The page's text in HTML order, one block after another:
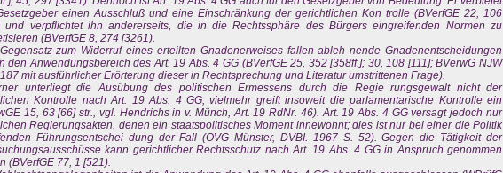
einen Ausschluß und eine Einschränkung der gerichtlichen Kon trolle (BVerfGE 22, 106
und verpflichtet ihn andererseits, die in die Rechtssphäre des Bürgers eingreifenden Normen zu
(BVerfGE 8, 274 [3261).
zum Widerruf eines erteilten Gnadenerweises fallen ableh nende Gnadenentscheidungen
den Anwendungsbereich des Art. 19 Abs. 4 GG (BVerfGE 25, 352 [358ff.]; 30, 108 [111]; BVerwG NJW
mit ausführlicher Erörterung dieser in Rechtsprechung und Literatur umstrittenen Frage).
unterliegt die Ausübung des politischen Ermessens durch die Regie rungsgewalt nicht der
Kontrolle nach Art. 19 Abs. 4 GG, vielmehr greift insoweit die parlamentarische Kontrolle ein
15, 63 [66] str., vgl. Hendrichs in v. Münch, Art. 19 RdNr. 46). Art. 19 Abs. 4 GG versagt jedoch nur
Regierungsakten, denen ein staatspolitisches Moment innewohnt; dies ist nur bei einer die Politik
Führungsentschei dung der Fall (OVG Münster, DVBI. 1967 S. 52). Gegen die Tätigkeit der
kann gerichtlicher Rechtsschutz nach Art. 19 Abs. 4 GG in Anspruch genommen
(BVerfGE 77, 1 [521).